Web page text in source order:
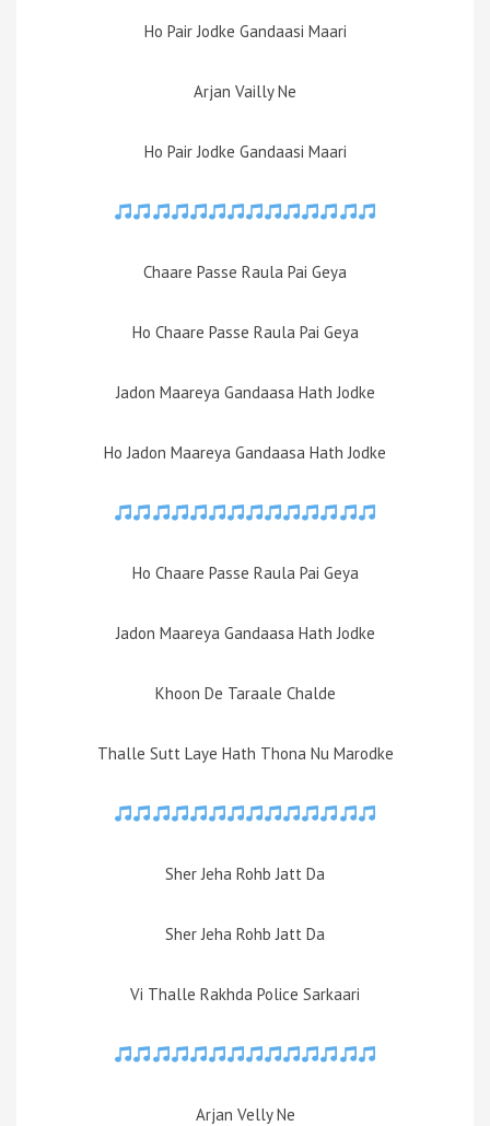
Ho Pair Jodke Gandaasi Maari
Arjan Vailly Ne
Ho Pair Jodke Gandaasi Maari
Chaare Passe Raula Pai Geya
Ho Chaare Passe Raula Pai Geya
Jadon Maareya Gandaasa Hath Jodke
Ho Jadon Maareya Gandaasa Hath Jodke
Ho Chaare Passe Raula Pai Geya
Jadon Maareya Gandaasa Hath Jodke
Khoon De Taraale Chalde
Thalle Sutt Laye Hath Thona Nu Marodke
Sher Jeha Rohb Jatt Da
Sher Jeha Rohb Jatt Da
Vi Thalle Rakhda Police Sarkaari
Arjan Velly Ne